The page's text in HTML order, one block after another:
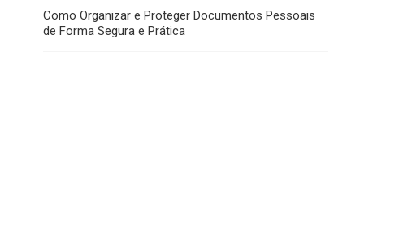
Como Organizar e Proteger Documentos Pessoais
de Forma Segura e Prática